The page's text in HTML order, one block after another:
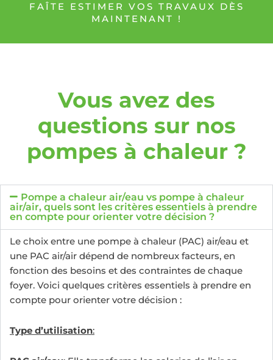
FAÎTE ESTIMER VOS TRAVAUX DÈS
MAINTENANT !
Vous avez des
questions sur nos
pompes à chaleur ?
Pompe a chaleur air/eau vs pompe à chaleur
air/air, quels sont les critères essentiels à prendre
en compte pour orienter votre décision ?
Le choix entre une pompe à chaleur (PAC) air/eau et
une PAC air/air dépend de nombreux facteurs, en
fonction des besoins et des contraintes de chaque
foyer. Voici quelques critères essentiels à prendre en
compte pour orienter votre décision :
Type d’utilisation: